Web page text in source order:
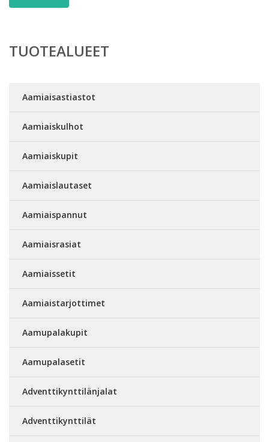
TUOTEALUEET
Aamiaisastiastot
Aamiaiskulhot
Aamiaiskupit
Aamiaislautaset
Aamiaispannut
Aamiaisrasiat
Aamiaissetit
Aamiaistarjottimet
Aamupalakupit
Aamupalasetit
Adventtikynttilänjalat
Adventtikynttilät